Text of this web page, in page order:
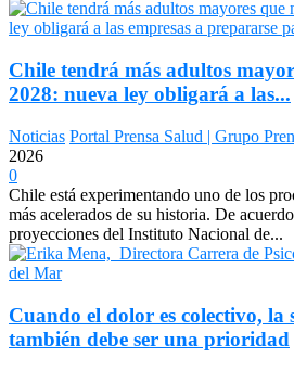
Chile tendrá más adultos
2028: nueva ley obligará a las...
Noticias Portal Prensa Salud | Grupo
2026
0
Chile está experimentando uno de los
más acelerados de su historia. De
proyecciones del Instituto Nacional de...
Cuando el dolor es colectivo, la
también debe ser una prioridad